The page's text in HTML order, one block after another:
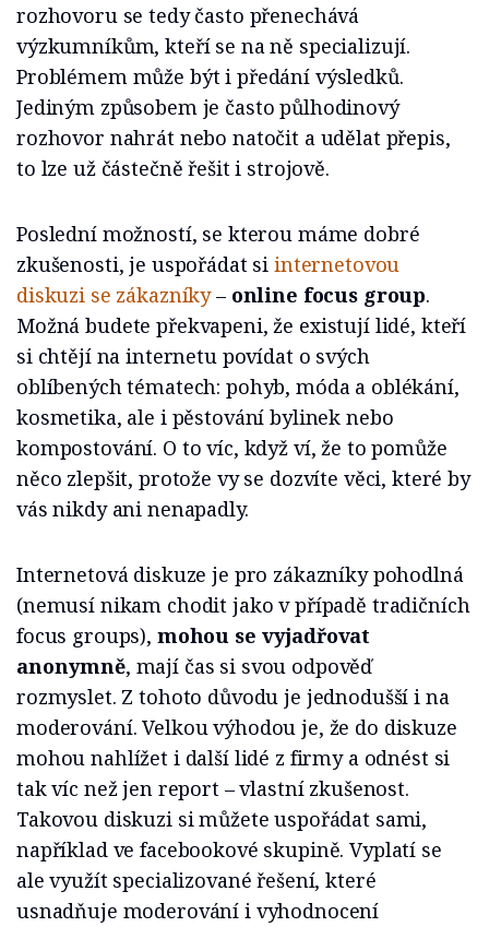
rozhovoru se tedy často přenechává
výzkumníkům, kteří se na ně specializují.
Problémem může být i předání výsledků.
Jediným způsobem je často půlhodinový
rozhovor nahrát nebo natočit a udělat přepis,
to lze už částečně řešit i strojově.
Poslední možností, se kterou máme dobré
zkušenosti, je uspořádat si internetovou
diskuzi se zákazníky– online focus group.
Možná budete překvapeni, že existují lidé, kteří
si chtějí na internetu povídat o svých
oblíbených tématech: pohyb, móda a oblékání,
kosmetika, ale i pěstování bylinek nebo
kompostování. O to víc, když ví, že to pomůže
něco zlepšit, protože vy se dozvíte věci, které by
vás nikdy ani nenapadly.
Internetová diskuze je pro zákazníky pohodlná
(nemusí nikam chodit jako v případě tradičních
focus groups), mohou se vyjadřovat
anonymně, mají čas si svou odpověď
rozmyslet. Z tohoto důvodu je jednodušší i na
moderování. Velkou výhodou je, že do diskuze
mohou nahlížet i další lidé z firmy a odnést si
tak víc než jen report – vlastní zkušenost.
Takovou diskuzi si můžete uspořádat sami,
například ve facebookové skupině. Vyplatí se
ale využít specializované řešení, které
usnadňuje moderování i vyhodnocení